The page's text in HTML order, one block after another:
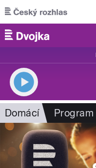
Přejít k hlavnímu obsahu
Domácí Program